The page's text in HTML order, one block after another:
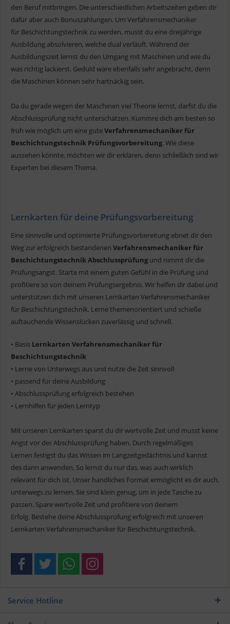
den Beruf mitbringen. Die unterschiedlichen Arbeitszeiten geben dir
dafür aber auch Bonuszahlungen. Um Verfahrensmechaniker
für Beschichtungstechnik zu werden, musst du eine dreijährige
Ausbildung absolvieren, welche dual verläuft. Während der
Ausbildungszeit lernst du den Umgang mit Maschinen und wie du
was richtig lackierst. Geduld wäre ebenfalls sehr angebracht, denn
die Maschinen können sehr hartnäckig sein.
Da du gerade wegen der Maschinen viel Theorie lernst, darfst du die
Abschlussprüfung nicht unterschätzen. Kümmre dich am besten so
früh wie möglich um eine guteVerfahrensmechaniker für
Beschichtungstechnik Prüfungsvorbereitung. Wie diese
aussehen könnte, möchten wir dir erklären, denn schließlich sind wir
Experten bei diesem Thema.
Lernkarten für deine Prüfungsvorbereitung
Eine sinnvolle und optimierte Prüfungsvorbereitung ebnet dir den
Weg zur erfolgreich bestandenen Verfahrensmechaniker für
Beschichtungstechnik Abschlussprüfung und nimmt dir die
Prüfungsangst. Starte mit einem guten Gefühl in die Prüfung und
profitiere so von deinem Prüfungsergebnis. Wir helfen dir dabei und
unterstützen dich mit unseren Lernkarten Verfahrensmechaniker
für Beschichtungstechnik. Lerne themenorientiert und schieße
auftauchende Wissenslücken zuverlässig und schnell.
• Basis Lernkarten Verfahrensmechaniker für
Beschichtungstechnik
• Lerne von Unterwegs aus und nutze die Zeit sinnvoll
• passend für deine Ausbildung
• Abschlussprüfung erfolgreich bestehen
• Lernhilfen für jeden Lerntyp
Mit unseren Lernkarten sparst du dir wertvolle Zeit und musst keine
Angst vor der Abschlussprüfung haben. Durch regelmäßiges
Lernen festigst du das Wissen im Langzeitgedächtnis und kannst
des dann anwenden. So lernst du nur das, was auch wirklich
relevant für dich ist. Unser handliches Format ermöglicht es dir auch,
unterwegs zu lernen. Sie sind klein genug, um in jede Tasche zu
passen. Spare wertvolle Zeit und profitiere von deinem
Erfolg. Bestehe deine Abschlussprüfung erfolgreich mit unseren
Lernkarten Verfahrensmechaniker für Beschichtungstechnik.
Service Hotline